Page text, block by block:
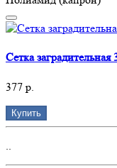
Сетка
377 р.
Купить